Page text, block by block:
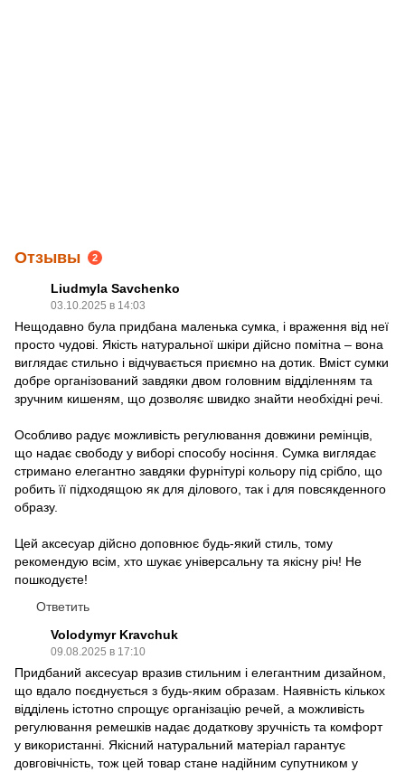
Отзывы 2
Liudmyla Savchenko
03.10.2025 в 14:03
Нещодавно була придбана маленька сумка, і враження від неї
просто чудові. Якість натуральної шкіри дійсно помітна – вона
виглядає стильно і відчувається приємно на дотик. Вміст сумки
добре організований завдяки двом головним відділенням та
зручним кишеням, що дозволяє швидко знайти необхідні речі.
Особливо радує можливість регулювання довжини ремінців,
що надає свободу у виборі способу носіння. Сумка виглядає
стримано елегантно завдяки фурнітурі кольору під срібло, що
робить її підходящою як для ділового, так і для повсякденного
образу.
Цей аксесуар дійсно доповнює будь-який стиль, тому
рекомендую всім, хто шукає універсальну та якісну річ! Не
пошкодуєте!
Ответить
Volodymyr Kravchuk
09.08.2025 в 17:10
Придбаний аксесуар вразив стильним і елегантним дизайном,
що вдало поєднується з будь-яким образам. Наявність кількох
відділень істотно спрощує організацію речей, а можливість
регулювання ремешків надає додаткову зручність та комфорт
у використанні. Якісний натуральний матеріал гарантує
довговічність, тож цей товар стане надійним супутником у